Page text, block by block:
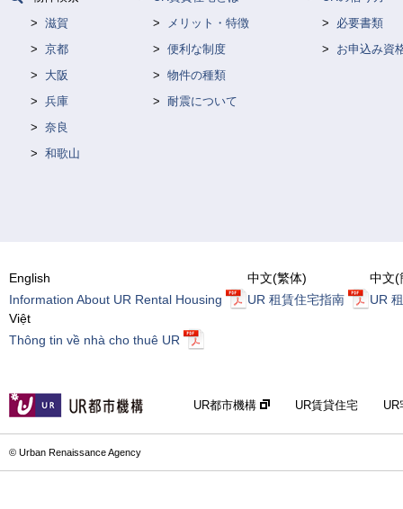
滋賀
京都
大阪
兵庫
奈良
和歌山
メリット・特徴
便利な制度
物件の種類
耐震について
必要書類
お申込み資
English
Information About UR Rental Housing
中文(繁体)
UR 租賃住宅指南
中文(
UR
Việt
Thông tin về nhà cho thuê UR
UR都市機構 UR賃貸住宅
© Urban Renaissance Agency